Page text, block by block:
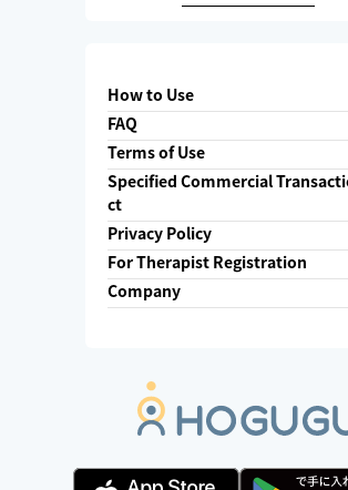
How to Use
FAQ
Terms of Use
Specified Commercial
ct
Privacy Policy
For Therapist Registration
Company